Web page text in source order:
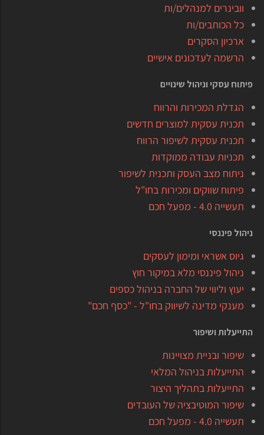
וובינרים למנהלים/ות
כל הכותבים/ות
ארכיון הסקרים
הרשמה לעדכונים אישיים
פיתוח עסקי וניהול שינויים
הגדלת המכירות והרווח
תכנית עסקית למוצרים חדשים
תכנית עסקית לשיפור הרווח
תכניות עבודה ממוקדות
ניתוח מצב העסק ותכנית לשיפור
פיתוח שווקים ומכירות בחו"ל
תעשייה 4.0 - מפעל חכם
ניהול פיננסי
גיוס אשראי ומימון לעסקים
ניהול פיננסי מלא במיקור חוץ
יעוץ וליווי של החברה בניהול כספים
מענקי מדינה לשיווק בחו"ל - "כסף חכם"
התייעלות ושיפור
שיפור ובניית מצויינות
התייעלות בניהול המלאי
התייעלות בתהליך היצור
שיפור המוטיבציה של העובדים
תעשייה 4.0 - מפעל חכם